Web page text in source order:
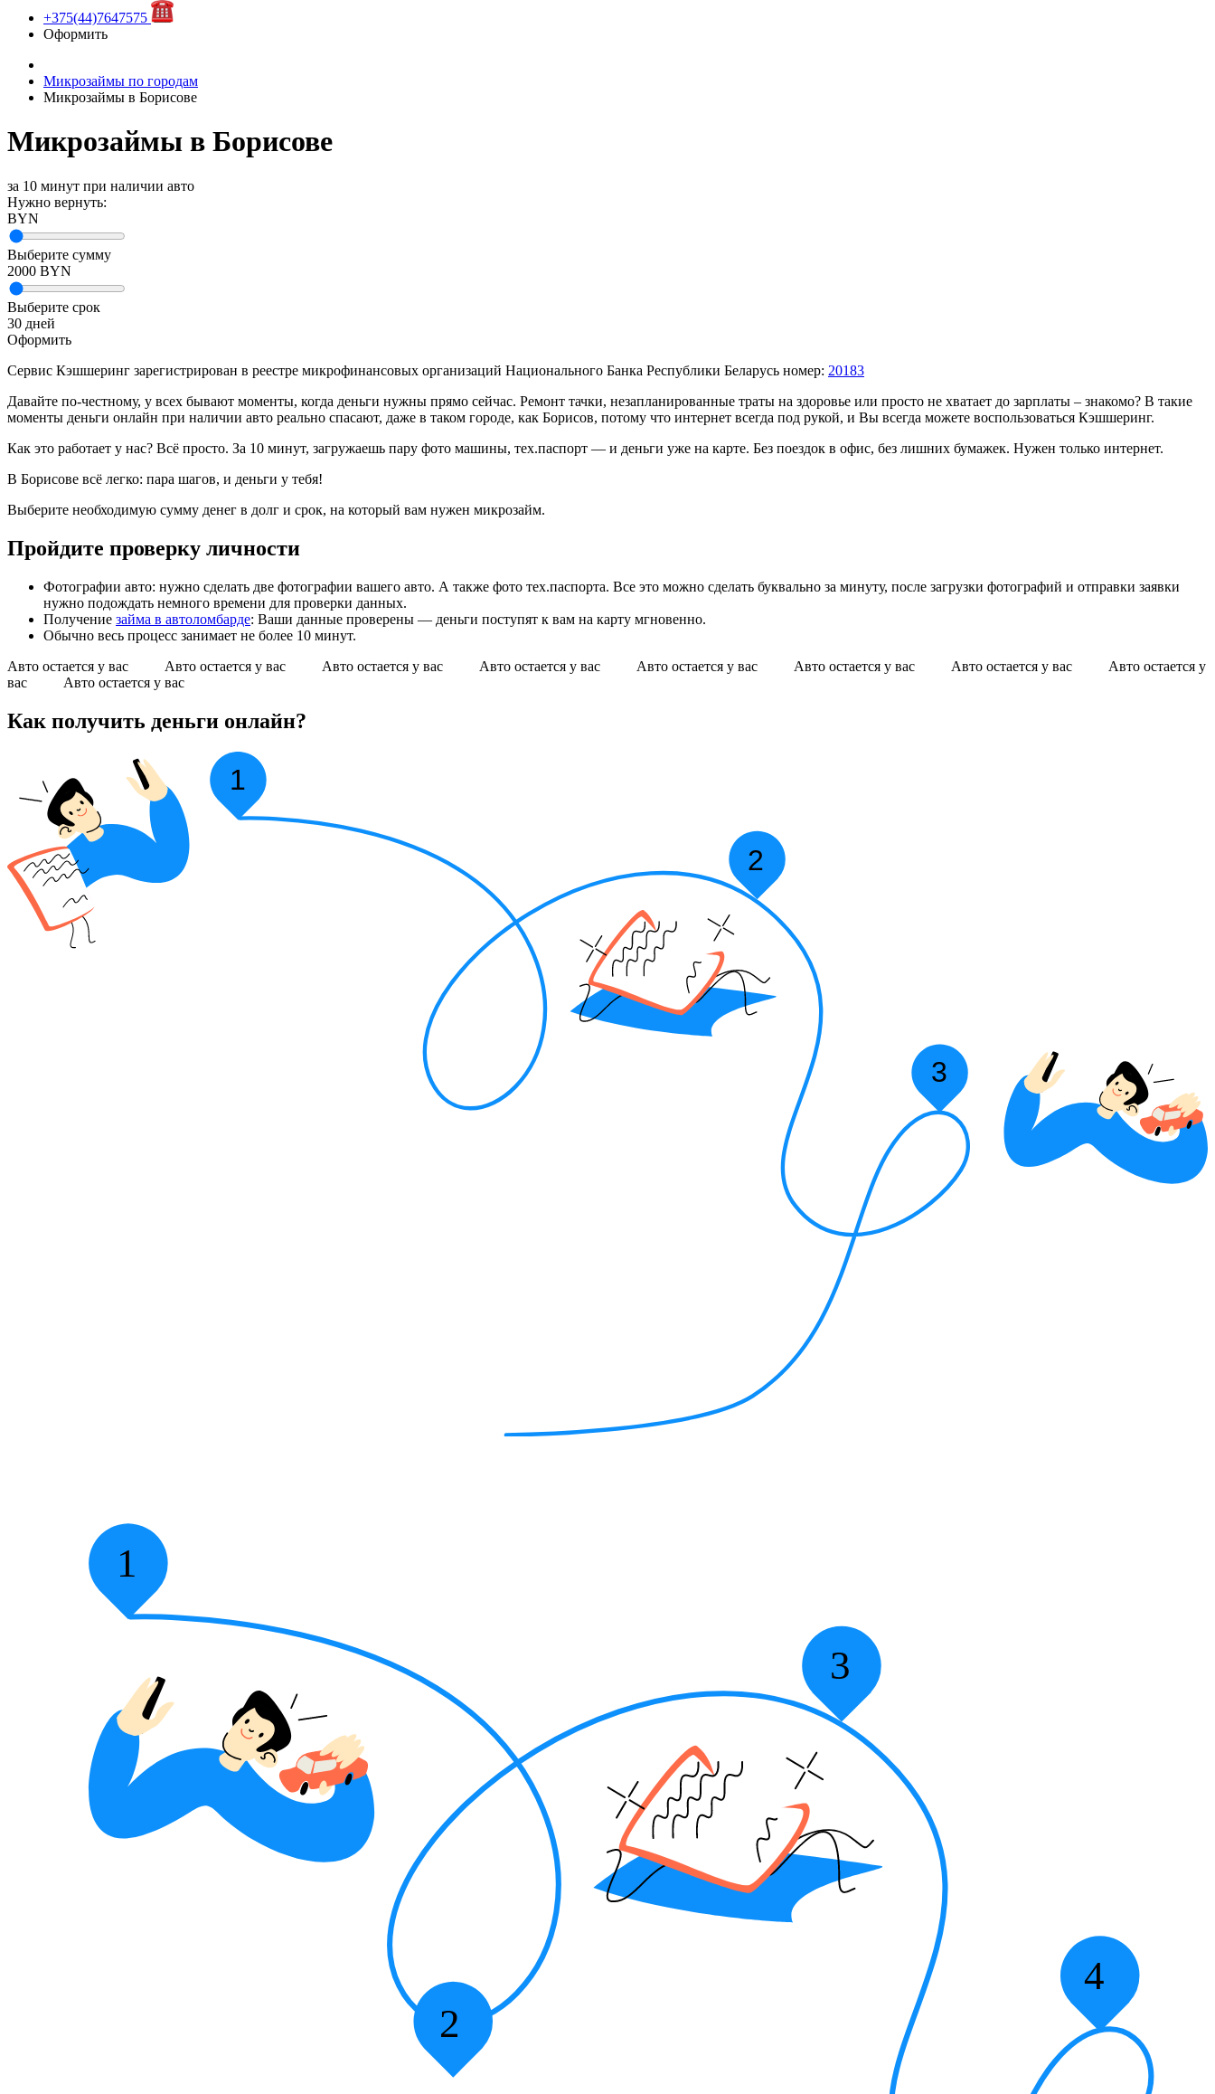
+375(44)7647575
Оформить
Микрозаймы по городам
Микрозаймы в Борисове
Микрозаймы в Борисове
за 10 минут при наличии авто
Нужно вернуть:
BYN
Выберите сумму
2000 BYN
Выберите срок
30 дней
Оформить
Сервис Кэшшеринг зарегистрирован в реестре микрофинансовых организаций Национального Банка Республики Беларусь номер: 20183
Давайте по-честному, у всех бывают моменты, когда деньги нужны прямо сейчас. Ремонт тачки, незапланированные траты на здоровье или просто не хватает до зарплаты – знакомо? В такие
моменты деньги онлайн при наличии авто реально спасают, даже в таком городе, как Борисов, потому что интернет всегда под рукой, и Вы всегда можете воспользоваться Кэшшеринг.
Как это работает у нас? Всё просто. За 10 минут, загружаешь пару фото машины, тех.паспорт — и деньги уже на карте. Без поездок в офис, без лишних бумажек. Нужен только интернет.
В Борисове всё легко: пара шагов, и деньги у тебя!
Выберите необходимую сумму денег в долг и срок, на который вам нужен микрозайм.
Пройдите проверку личности
Фотографии авто: нужно сделать две фотографии вашего авто. А также фото тех.паспорта. Все это можно сделать буквально за минуту, после загрузки фотографий и отправки заявки
нужно подождать немного времени для проверки данных.
Получение займа в автоломбарде: Ваши данные проверены — деньги поступят к вам на карту мгновенно.
Обычно весь процесс занимает не более 10 минут.
Авто остается у вас Авто остается у вас Авто остается у вас Авто остается у вас Авто остается у вас Авто остается у вас Авто остается у вас Авто остается у
вас Авто остается у вас
Как получить деньги онлайн?